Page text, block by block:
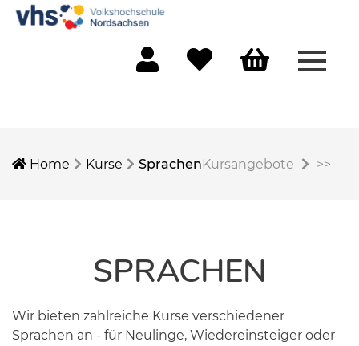
Home Kurse SprachenKursangebote >>
SPRACHEN
Wir bieten zahlreiche Kurse verschiedener
Sprachen an - für Neulinge, Wiedereinsteiger oder